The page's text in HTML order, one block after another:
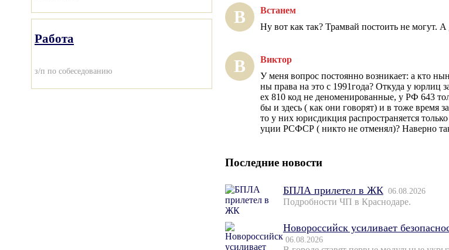
Работа
з/п по собеседованию
В Встанем
Ну вот как так? Трамвай постоить не могут.
В Виктор
У меня вопрос постоянно возникает: а кто
ны права на это с 1991года? Откуда у юрлиц
ех 810 код не деноменированные, у РФ 643
бы и здесь ( как они говорят) и в тоже время
то у них юрисдикция распространяется
уции РСФСР ( никто не отменял)? Наверно
Последние новости
БПЛА прилетел в ЖК 06.08.2026
Подробности ЧП в Краснодаре.
Новороссийск усиливает
06.08.2026